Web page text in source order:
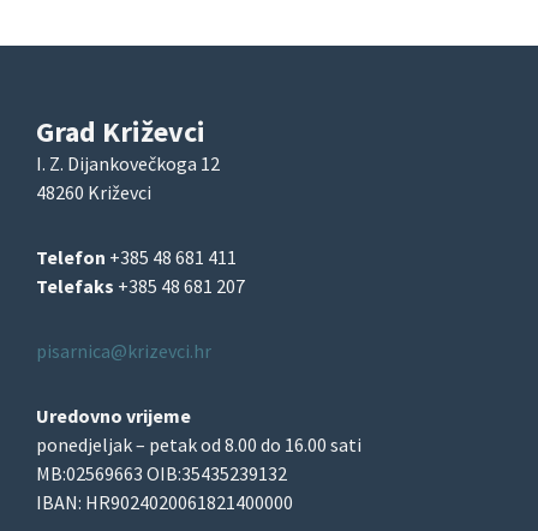
Grad Križevci
I. Z. Dijankovečkoga 12
48260 Križevci
Telefon +385 48 681 411
Telefaks +385 48 681 207
pisarnica@krizevci.hr
Uredovno vrijeme
ponedjeljak – petak od 8.00 do 16.00 sati
MB:02569663 OIB:35435239132
IBAN: HR9024020061821400000